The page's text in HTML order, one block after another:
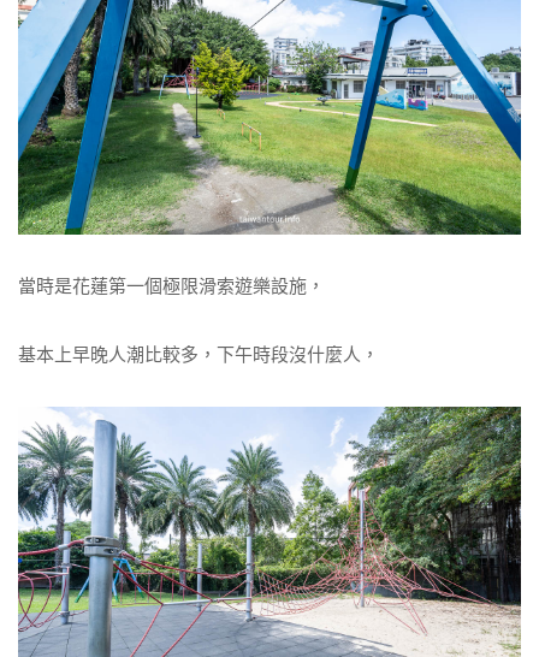
當時是花蓮第一個極限滑索遊樂設施，
基本上早晚人潮比較多，下午時段沒什麼人，